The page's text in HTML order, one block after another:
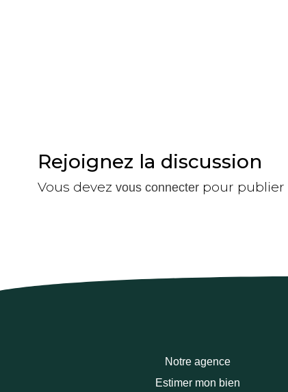
Rejoignez la discussion
Vous devez vous connecter pour
Notre agence
Estimer mon bien